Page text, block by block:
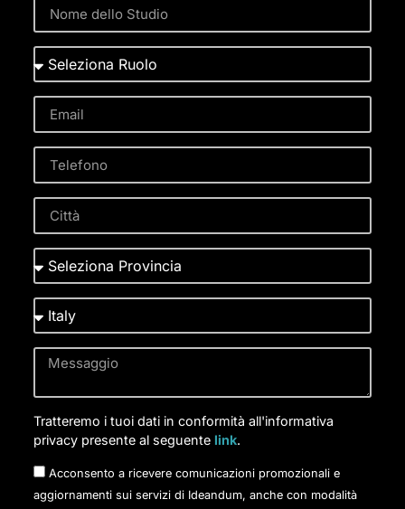
Tratteremo i tuoi dati in conformità all'informativa
privacy presente al seguente link.
Acconsento a ricevere comunicazioni promozionali e
aggiornamenti sui servizi di Ideandum, anche con modalità